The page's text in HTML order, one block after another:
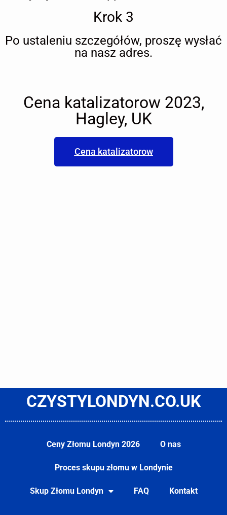
Krok 3
Po ustaleniu szczegółów, proszę wysłać
na nasz adres.
Cena katalizatorow 2023,
Hagley, UK
Cena katalizatorow
CZYSTYLONDYN.CO.UK
Ceny Złomu Londyn 2026 O nas
Proces skupu złomu w Londynie
Skup Złomu Londyn FAQ Kontakt